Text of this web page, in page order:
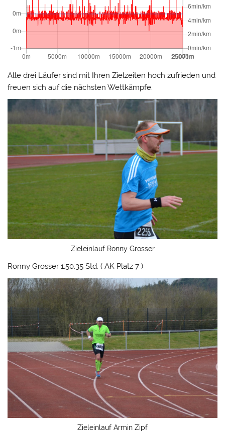
Alle drei Läufer sind mit Ihren Zielzeiten hoch zufrieden und
freuen sich auf die nächsten Wettkämpfe.
Zieleinlauf Ronny Grosser
Ronny Grosser 1:50:35 Std. ( AK Platz 7 )
Zieleinlauf Armin Zipf